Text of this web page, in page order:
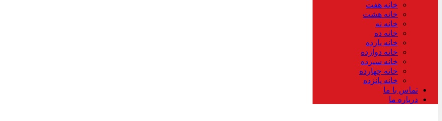
خانه هفت
خانه هشت
خانه نه
خانه ده
خانه یازده
خانه دوازده
خانه سیزده
خانه چهارده
خانه پانزده
تماس با ما
درباره ما